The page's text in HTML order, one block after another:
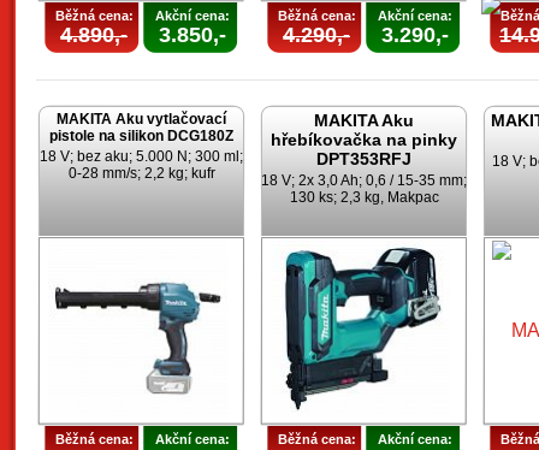
Běžná cena:
4.890,-
Akční cena:
3.850,-
Běžná cena:
4.290,-
Akční cena:
3.290,-
MAKITA Aku vytlačovací
pistole na silikon DCG180Z
18 V; bez aku; 5.000 N; 300 ml;
0-28 mm/s; 2,2 kg; kufr
Běžná cena: Akční cena:
MAKITA Aku
hřebíkovačka na pinky
DPT353RFJ
18 V; 2x 3,0 Ah; 0,6 / 15-35 mm;
130 ks; 2,3 kg, Makpac
Běžná cena: Akční cena:
18 V;